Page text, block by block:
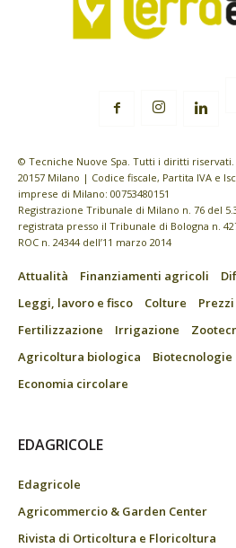
© Tecniche Nuove Spa. Tutti i diritti riservati.
20157 Milano | Codice fiscale, Partita IVA e
imprese di Milano: 00753480151
Registrazione Tribunale di Milano n. 76 del
registrata presso il Tribunale di Bologna n.
ROC n. 24344 dell’11 marzo 2014
Attualità Finanziamenti agricoli
Leggi, lavoro e fisco
Colture
Fertilizzazione
Irrigazione
Agricoltura biologica
Biotecnologie
Economia circolare
EDAGRICOLE
Edagricole
Agricommercio & Garden Center
Rivista di Orticoltura e Floricoltura